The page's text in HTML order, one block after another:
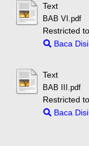
Text
BAB VI.pdf
Restricted
Baca
Text
BAB III.pdf
Restricted
Baca